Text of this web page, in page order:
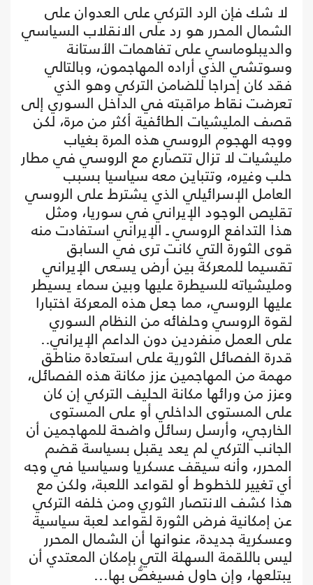
‏ لا شك فإن الرد التركي على العدوان على
الشمال المحرر هو رد على الانقلاب السياسي
والديبلوماسي على تفاهمات الأستانة
وسوتشي الذي أراده المهاجمون، وبالتالي
فقد كان إحراجا للضامن التركي وهو الذي
تعرضت نقاط مراقبته في الداخل السوري إلى
قصف المليشيات الطائفية أكثر من مرة، لكن
ووجه الهجوم الروسي هذه المرة بغياب
مليشيات لا تزال تتصارع مع الروسي في مطار
حلب وغيره، وتتباين معه سياسيا بسبب
العامل الإسرائيلي الذي يشترط على الروسي
تقليص الوجود الإيراني في سوريا، ومثل
هذا التدافع الروسي ـ الإيراني استفادت منه
قوى الثورة التي كانت ترى في السابق
تقسيما للمعركة بين أرض يسعى الإيراني
ومليشياته للسيطرة عليها وبين سماء يسيطر
عليها الروسي، مما جعل هذه المعركة اختبارا
لقوة الروسي وحلفائه من النظام السوري
على العمل منفردين دون الداعم الإيراني.. ‏
قدرة الفصائل الثورية على استعادة مناطق
مهمة من المهاجمين عزز مكانة هذه الفصائل،
وعزز من ورائها مكانة الحليف التركي إن كان
على المستوى الداخلي أو على المستوى
الخارجي، وأرسل رسائل واضحة للمهاجمين أن
الجانب التركي لم يعد يقبل بسياسة قضم
المحرر، وأنه سيقف عسكريا وسياسيا في وجه
أي تغيير للخطوط أو لقواعد اللعبة، ولكن مع
هذا كشف الانتصار الثوري ومن خلفه التركي
عن إمكانية فرض الثورة لقواعد لعبة سياسية
وعسكرية جديدة، عنوانها أن الشمال المحرر
ليس باللقمة السهلة التي بإمكان المعتدي أن
يبتلعها، وإن حاول فسيغصُّ بها...